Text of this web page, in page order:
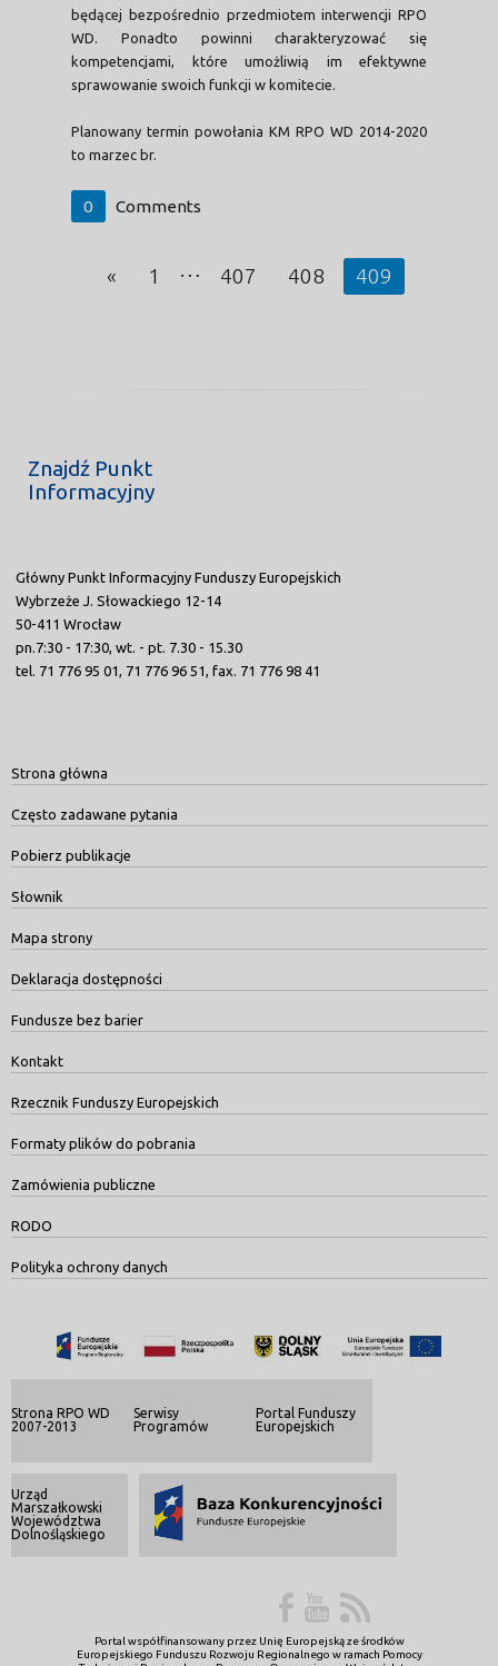
będącej bezpośrednio przedmiotem interwencji RPO
WD. Ponadto powinni charakteryzować się
kompetencjami, które umożliwią im efektywne
sprawowanie swoich funkcji w komitecie.
Planowany termin powołania KM RPO WD 2014-2020
to marzec br.
0 Comments
« 1 … 407 408 409
Znajdź Punkt
Informacyjny
Główny Punkt Informacyjny Funduszy Europejskich
Wybrzeże J. Słowackiego 12-14
50-411 Wrocław
pn.7:30 - 17:30, wt. - pt. 7.30 - 15.30
tel. 71 776 95 01, 71 776 96 51, fax. 71 776 98 41
Strona główna
Często zadawane pytania
Pobierz publikacje
Słownik
Mapa strony
Deklaracja dostępności
Fundusze bez barier
Kontakt
Rzecznik Funduszy Europejskich
Formaty plików do pobrania
Zamówienia publiczne
RODO
Polityka ochrony danych
Strona RPO WD
2007-2013
Serwisy
Programów
Portal Funduszy
Europejskich
Urząd
Marszałkowski
Województwa
Dolnośląskiego
Portal współfinansowany przez Unię Europejską ze środków
Europejskiego Funduszu Rozwoju Regionalnego w ramach Pomocy